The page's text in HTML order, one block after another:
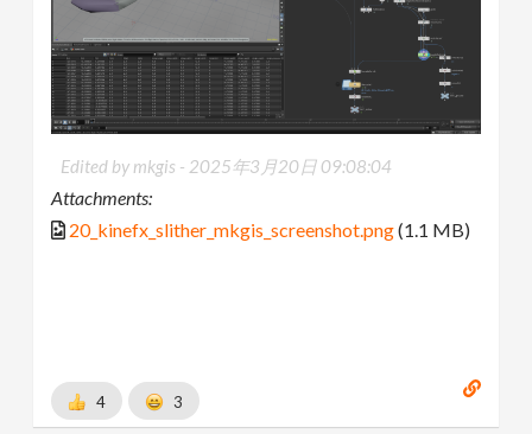
Edited by mkgis - 2025年3月20日 09:08:04
Attachments:
20_kinefx_slither_mkgis_screenshot.png(1.1 MB)
4 3